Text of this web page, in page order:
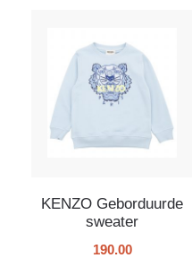
KENZO Geborduurde
sweater
190.00